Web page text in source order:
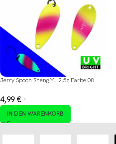
Jerry Spoon Sheng Yu 2.5g Farbe 08
4,99 € *
IN DEN WARENKORB